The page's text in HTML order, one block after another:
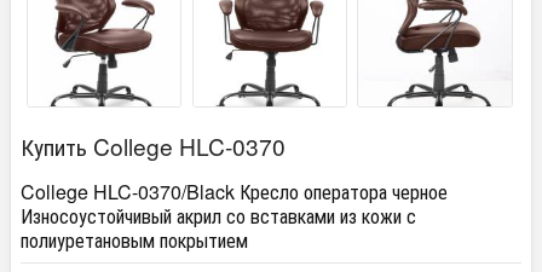
Купить College HLC-0370
College HLC-0370/Black Кресло оператора черное
Износоустойчивый акрил со вставками из кожи с
полиуретановым покрытием